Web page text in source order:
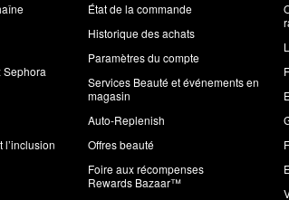
Sephora
l’inclusion
État de la commande
Historique des achats
Paramètres du compte
Services Beauté et événements en
magasin
Auto-Replenish
Offres beauté
Foire aux récompenses
Rewards Bazaar™